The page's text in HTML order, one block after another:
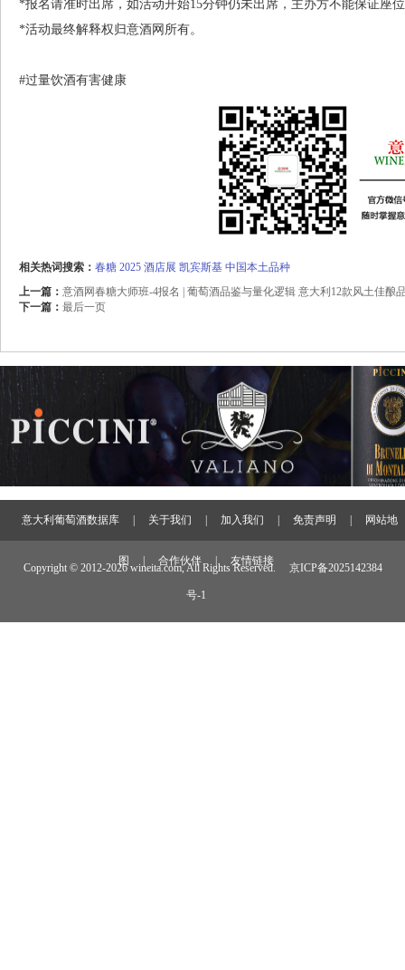
*报名请准时出席，如活动开始15分钟仍未出席，主办方不能保证座
*活动最终解释权归意酒网所有。
#过量饮酒有害健康
相关热词搜索： 春糖 2025 酒店展 凯宾斯基 中国本土品种
上一篇： 意酒网春糖大师班-4报名 | 葡萄酒品鉴与量化逻辑 意大利12款风土佳酿
下一篇： 最后一页
意大利葡萄酒数据库 关于我们 加入我们 免责声明 网站地
图 合作伙伴 友情链接
Copyright © 2012-2026 wineita.com, All Rights Reserved. 京ICP备2025142384
号-1